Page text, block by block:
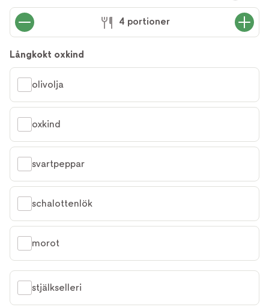
4 portioner
Långkokt oxkind
olivolja
oxkind
svartpeppar
schalottenlök
morot
stjälkselleri